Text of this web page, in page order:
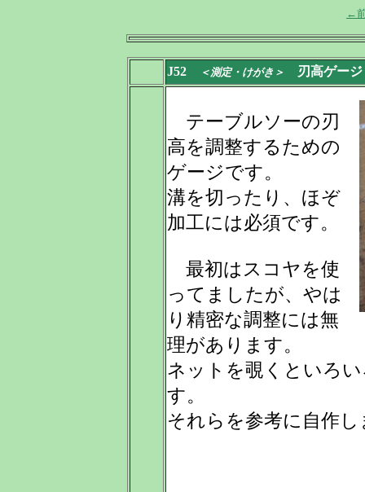
←
J52 ＜測定・けがき＞ 刃高ゲージ
テーブルソーの刃
高を調整するための
ゲージです。
溝を切ったり、ほぞ
加工には必須です。
最初はスコヤを使
ってましたが、やは
り精密な調整には無
理があります。
ネットを覗くといろ
す。
それらを参考に自作